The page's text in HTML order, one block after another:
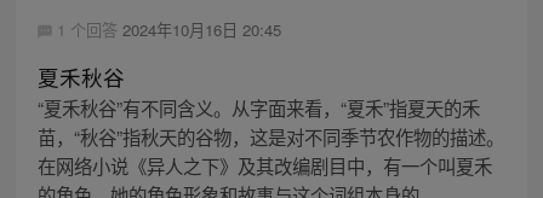
1 个回答 2024年10月16日 20:45
夏禾秋谷
“夏禾秋谷”有不同含义。从字面来看，“夏禾”指夏天的禾
苗，“秋谷”指秋天的谷物，这是对不同季节农作物的描述。
在网络小说《异人之下》及其改编剧目中，有一个叫夏禾